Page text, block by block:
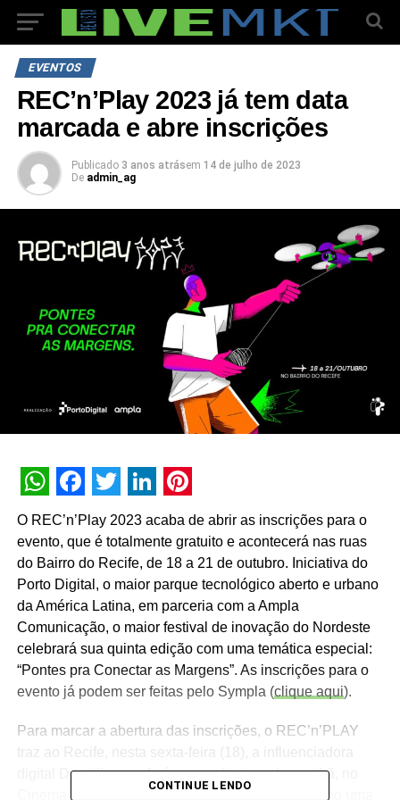
EVENTOS
REC’n’Play 2023 já tem data
marcada e abre inscrições
Publicado 3 anos atrásem 14 de julho de 2023
De admin_ag
WhatsApp
Facebook
Twitter
LinkedIn
Pinterest
O REC’n’Play 2023 acaba de abrir as inscrições para o
evento, que é totalmente gratuito e acontecerá nas ruas
do Bairro do Recife, de 18 a 21 de outubro. Iniciativa do
Porto Digital, o maior parque tecnológico aberto e urbano
da América Latina, em parceria com a Ampla
Comunicação, o maior festival de inovação do Nordeste
celebrará sua quinta edição com uma temática especial:
“Pontes pra Conectar as Margens”. As inscrições para o
evento já podem ser feitas pelo Sympla (clique aqui).
Para marcar a abertura das inscrições, o REC’n’PLAY
traz ao Recife, nesta sexta-feira (18), a influenciadora
digital Domitila, que fará uma palestra pela manhã, no
Cinema do Porto. Domitila já está confirmada como uma
CONTINUE LENDO